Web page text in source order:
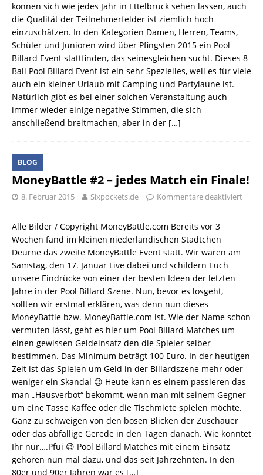
können sich wie jedes Jahr in Ettelbrück sehen lassen, auch
die Qualität der Teilnehmerfelder ist ziemlich hoch
einzuschätzen. In den Kategorien Damen, Herren, Teams,
Schüler und Junioren wird über Pfingsten 2015 ein Pool
Billard Event stattfinden, das seinesgleichen sucht. Dieses 8
Ball Pool Billard Event ist ein sehr Spezielles, weil es für viele
auch ein kleiner Urlaub mit Camping und Partylaune ist.
Natürlich gibt es bei einer solchen Veranstaltung auch
immer wieder einige negative Stimmen, die sich
anschließend breitmachen, aber in der […]
BLOG
MoneyBattle #2 – jedes Match ein Finale!
8. Februar 2015 Sixpockets.de Kommentare deaktiviert
Alle Bilder / Copyright MoneyBattle.com Bereits vor 3
Wochen fand im kleinen niederländischen Städtchen
Deurne das zweite MoneyBattle Event statt. Wir waren am
Samstag, den 17. Januar Live dabei und schildern Euch
unsere Eindrücke von einer der besten Ideen der letzten
Jahre in der Pool Billard Szene. Nun, bevor es losgeht,
sollten wir erstmal erklären, was denn nun dieses
MoneyBattle bzw. MoneyBattle.com ist. Wie der Name schon
vermuten lässt, geht es hier um Pool Billard Matches um
einen gewissen Geldeinsatz den die Spieler selber
bestimmen. Das Minimum beträgt 100 Euro. In der heutigen
Zeit ist das Spielen um Geld in der Billardszene mehr oder
weniger ein Skandal 😉 Heute kann es einem passieren das
man „Hausverbot“ bekommt, wenn man mit seinem Gegner
um eine Tasse Kaffee oder die Tischmiete spielen möchte.
Ganz zu schweigen von den bösen Blicken der Zuschauer
oder das abfällige Gerede in den Tagen danach. Wie konntet
Ihr nur….Pfui 😉 Pool Billard Matches mit einem Einsatz
gehören nun mal dazu, und das seit Jahrzehnten. In den
80er und 90er Jahren war es […]